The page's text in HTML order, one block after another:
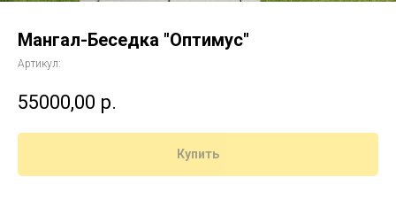
Мангал-Беседка "Оптимус"
Артикул:
55000,00 р.
Купить